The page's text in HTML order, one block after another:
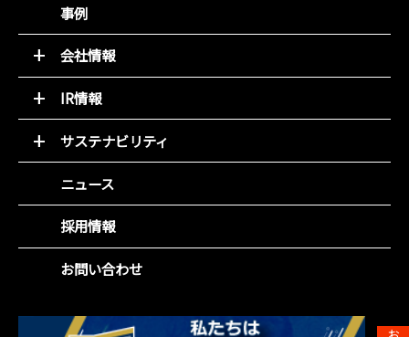
商品ブランディング
PDM（顧客データ活用）
LINE集客サービス（＋LINKS）
アンケート分析
売れるデザイン研究所
事例
会社情報
トップメッセージ
基本理念
会社概要
組織図
役員紹介
沿革
事業所一覧
IR情報
トップメッセージと決算解説
経営方針
IR資料室
財務ハイライト
IRカレンダー
株主総会
株主メモ
サステナビリティ
環境(E)
社会(S)
企業統治(G)
SDGsの取組み
ニュース
採用情報
お問い合わせ